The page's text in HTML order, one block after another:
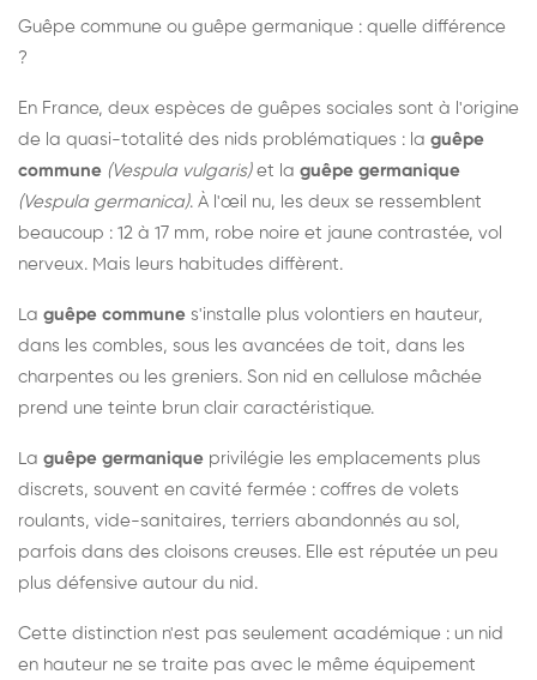
Guêpe commune ou guêpe germanique : quelle différence
?
En France, deux espèces de guêpes sociales sont à l'origine
de la quasi-totalité des nids problématiques : la guêpe
commune (Vespula vulgaris)et la guêpe germanique
(Vespula germanica). À l'œil nu, les deux se ressemblent
beaucoup : 12 à 17 mm, robe noire et jaune contrastée, vol
nerveux. Mais leurs habitudes diffèrent.
La guêpe commune s'installe plus volontiers en hauteur,
dans les combles, sous les avancées de toit, dans les
charpentes ou les greniers. Son nid en cellulose mâchée
prend une teinte brun clair caractéristique.
La guêpe germanique privilégie les emplacements plus
discrets, souvent en cavité fermée : coffres de volets
roulants, vide-sanitaires, terriers abandonnés au sol,
parfois dans des cloisons creuses. Elle est réputée un peu
plus défensive autour du nid.
Cette distinction n'est pas seulement académique : un nid
en hauteur ne se traite pas avec le même équipement